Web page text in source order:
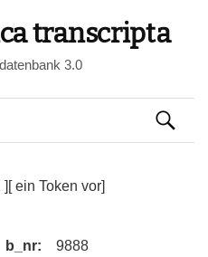
transcripta
3.0
Suchen
nach:
] [ ein Token vor]
b_nr: 9888